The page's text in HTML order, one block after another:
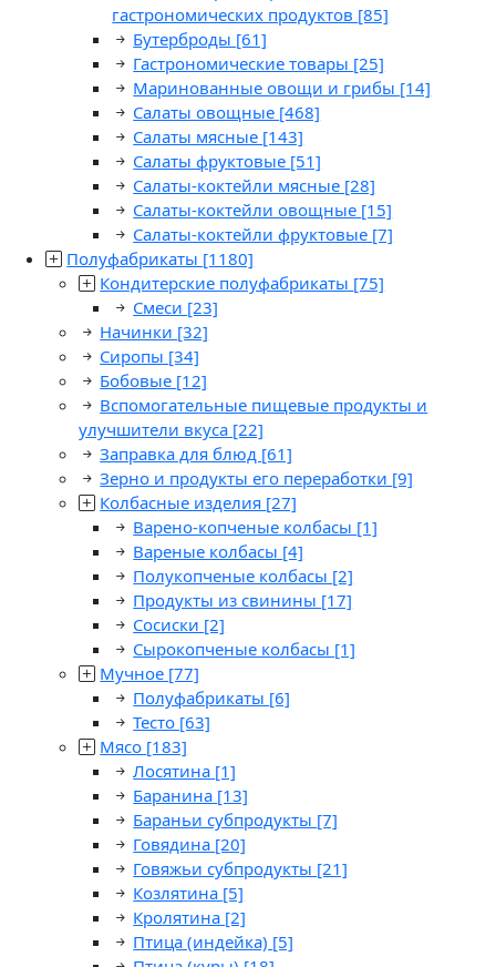
гастрономических продуктов [85]
Бутерброды [61]
Гастрономические товары [25]
Маринованные овощи и грибы [14]
Салаты овощные [468]
Салаты мясные [143]
Салаты фруктовые [51]
Салаты-коктейли мясные [28]
Салаты-коктейли овощные [15]
Салаты-коктейли фруктовые [7]
Полуфабрикаты [1180]
Кондитерские полуфабрикаты [75]
Смеси [23]
Начинки [32]
Сиропы [34]
Бобовые [12]
Вспомогательные пищевые продукты и
улучшители вкуса [22]
Заправка для блюд [61]
Зерно и продукты его переработки [9]
Колбасные изделия [27]
Варено-копченые колбасы [1]
Вареные колбасы [4]
Полукопченые колбасы [2]
Продукты из свинины [17]
Сосиски [2]
Сырокопченые колбасы [1]
Мучное [77]
Полуфабрикаты [6]
Тесто [63]
Мясо [183]
Лосятина [1]
Баранина [13]
Бараньи субпродукты [7]
Говядина [20]
Говяжьи субпродукты [21]
Козлятина [5]
Кролятина [2]
Птица (индейка) [5]